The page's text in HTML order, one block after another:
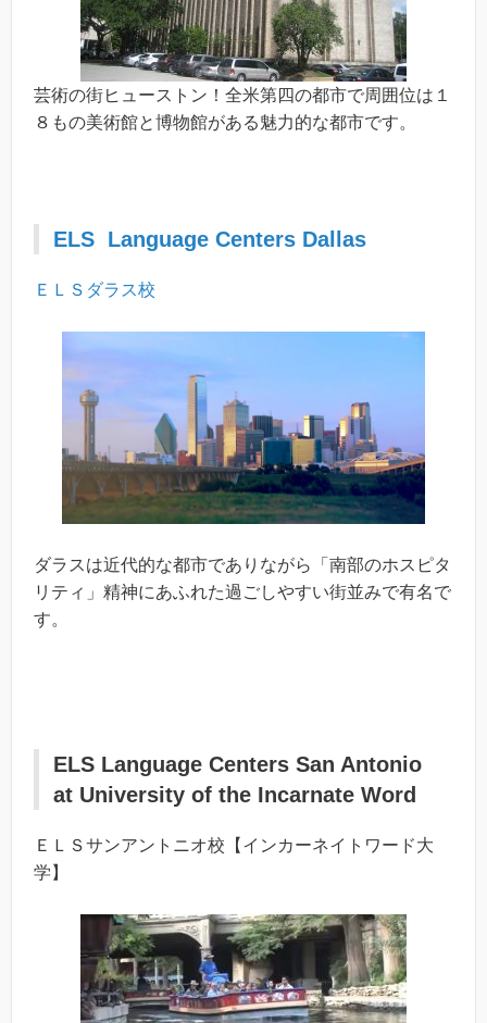
芸術の街ヒューストン！全米第四の都市で周囲位は１
８もの美術館と博物館がある魅力的な都市です。
ELS Language Centers Dallas
ＥＬＳダラス校
ダラスは近代的な都市でありながら「南部のホスピタ
リティ」精神にあふれた過ごしやすい街並みで有名で
す。
ELS Language Centers San Antonio
at University of the Incarnate Word
ＥＬＳサンアントニオ校【インカーネイトワード大
学】